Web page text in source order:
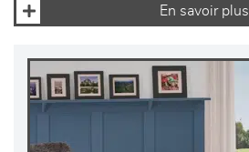
En savoir plus